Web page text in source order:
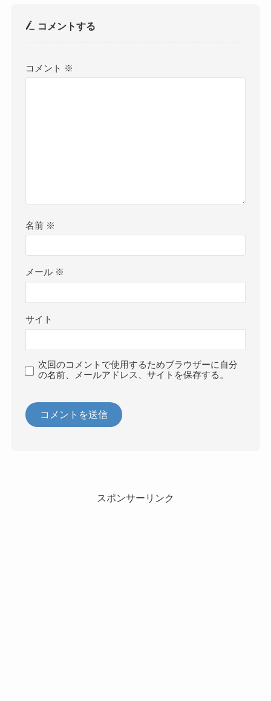
コメントする
コメント ※
名前 ※
メール ※
サイト
次回のコメントで使用するためブラウザーに自分
の名前、メールアドレス、サイトを保存する。
スポンサーリンク